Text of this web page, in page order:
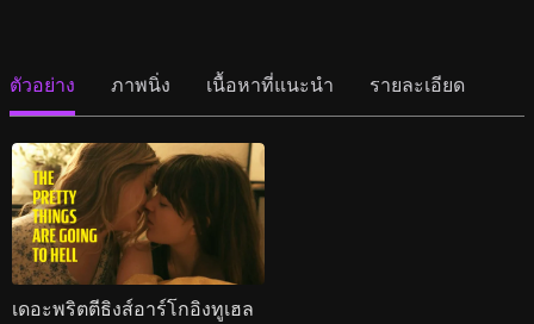
ตัวอย่าง ภาพนิ่ง เนื้อหาที่แนะนำ รายละเอียด
เดอะพริตตีธิงส์อาร์โกอิงทูเฮล